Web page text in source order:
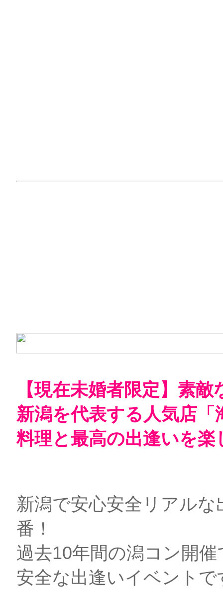
【現在未婚者限定】素
新潟を代表する人気店
料理と最高の出逢いを
新潟で安心安全リアル
番！
過去10年間の潟コン開
安全な出逢いイベントで